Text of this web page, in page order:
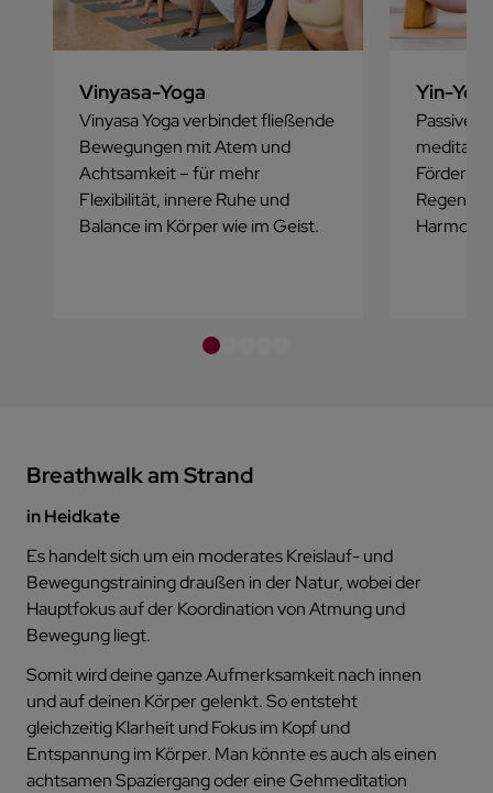
Vinyasa-Yoga
Vinyasa Yoga verbindet fließende
Bewegungen mit Atem und
Achtsamkeit – für mehr
Flexibilität, innere Ruhe und
Balance im Körper wie im Geist.
Yin-
Passive
Fördert
Breathwalk am Strand
in Heidkate
Es handelt sich um ein moderates Kreislauf- und
Bewegungstraining draußen in der Natur, wobei der
Hauptfokus auf der Koordination von Atmung und
Bewegung liegt.
Somit wird deine ganze Aufmerksamkeit nach innen
und auf deinen Körper gelenkt. So entsteht
gleichzeitig Klarheit und Fokus im Kopf und
Entspannung im Körper. Man könnte es auch als einen
achtsamen Spaziergang oder eine Gehmeditation